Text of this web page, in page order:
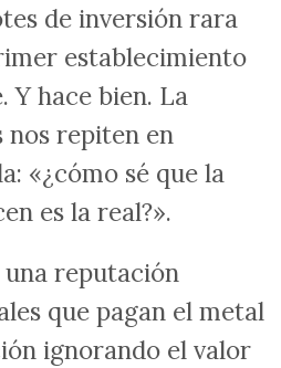
de inversión rara
establecimiento
Y hace bien. La
nos repiten en
«¿cómo sé que la
es la real?».
reputación
que pagan el metal
ignorando el valor